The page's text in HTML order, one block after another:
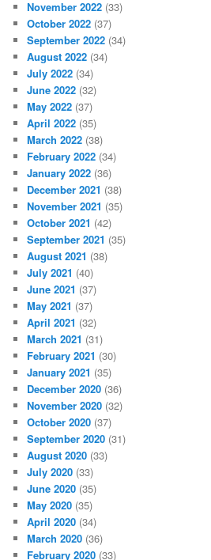
November 2022 (33)
October 2022 (37)
September 2022 (34)
August 2022 (34)
July 2022 (34)
June 2022 (32)
May 2022 (37)
April 2022 (35)
March 2022 (38)
February 2022 (34)
January 2022 (36)
December 2021 (38)
November 2021 (35)
October 2021 (42)
September 2021 (35)
August 2021 (38)
July 2021 (40)
June 2021 (37)
May 2021 (37)
April 2021 (32)
March 2021 (31)
February 2021 (30)
January 2021 (35)
December 2020 (36)
November 2020 (32)
October 2020 (37)
September 2020 (31)
August 2020 (33)
July 2020 (33)
June 2020 (35)
May 2020 (35)
April 2020 (34)
March 2020 (36)
February 2020 (33)